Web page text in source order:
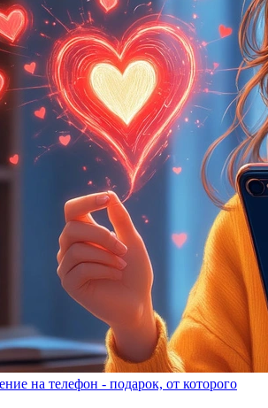
на телефон - подарок, от которого